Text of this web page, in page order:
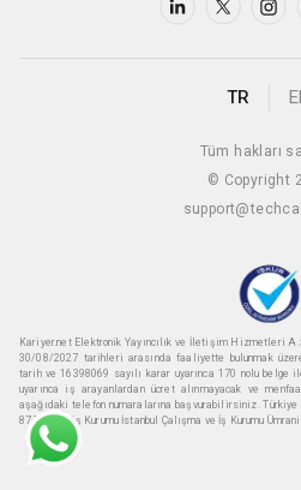
TR
Tüm hakları
© Copyright
Kariyer.net Elektronik Yayıncılık ve İletişim Hizmetleri
30/08/2027 tarihleri arasında faaliyette bulunmak
tarih ve 16398069 sayılı karar uyarınca 170 nolu belge
uyarınca iş arayanlardan ücret alınmayacak ve
aşağıdaki telefon numaralarına başvurabilirsiniz.
87 Türkiye iş Kurumu İstanbul Çalışma ve İş Kurumu